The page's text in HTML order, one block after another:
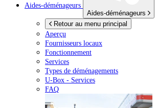
Aides-déménageurs
Aides-déménageurs
Retour au menu principal
Aperçu
Fournisseurs locaux
Fonctionnement
Services
Types de déménagements
U-Box - Services
FAQ